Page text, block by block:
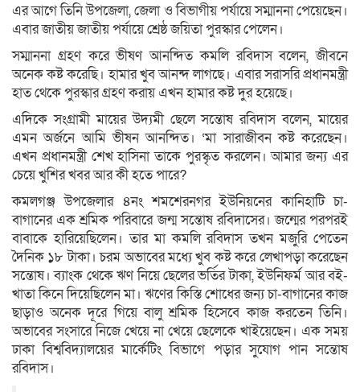
এর আগে তিনি উপজেলা, জেলা ও বিভাগীয় পর্যায়ে সম্মাননা পেয়েছেন।
এবার জাতীয় জাতীয় পর্যায়ে শ্রেষ্ঠ জয়িতা পুরস্কার পেলেন।
সম্মাননা গ্রহণ করে ভীষণ আনন্দিত কমলি রবিদাস বলেন, জীবনে
অনেক কষ্ট করেছি। হামার খুব আনন্দ লাগছে। এবার সরাসরি প্রধানমন্ত্রী
হাত থেকে পুরস্কার গ্রহণ করায় এখন হামার কষ্ট দুর হয়েছে।
এদিকে সংগ্রামী মায়ের উদ্যমী ছেলে সন্তোষ রবিদাস বলেন, মায়ের
এমন অর্জনে আমি ভীষন আনন্দিত। ‘মা সারাজীবন কষ্ট করেছেন।
এখন প্রধানমন্ত্রী শেখ হাসিনা তাকে পুরস্কৃত করলেন। আমার জন্য এর
চেয়ে খুশির খবর আর কী হতে পারে?
কমলগঞ্জ উপজেলার ৪নং শমশেরনগর ইউনিয়নের কানিহাটি চা-
বাগানের এক শ্রমিক পরিবারে জন্ম সন্তোষ রবিদাসের। জন্মের পরপরই
বাবাকে হারিয়েছিলেন। তার মা কমলি রবিদাস তখন মজুরি পেতেন
দৈনিক ১৮ টাকা। চরম অভাবের মধ্যে খুব কষ্ট করে লেখাপড়া করেছেন
সন্তোষ। ব্যাংক থেকে ঋণ নিয়ে ছেলের ভর্তির টাকা, ইউনিফর্ম আর বই-
খাতা কিনে দিয়েছিলেন মা। ঋণের কিস্তি শোধের জন্য চা-বাগানের কাজ
ছাড়াও অনেক দূরে গিয়ে বালু শ্রমিক হিসেবে কাজ করতেন তিনি।
অভাবের সংসারে নিজে খেয়ে না খেয়ে ছেলেকে খাইয়েছেন। এক সময়
ঢাকা বিশ্ববিদ্যালয়ের মার্কেটিং বিভাগে পড়ার সুযোগ পান সন্তোষ
রবিদাস।